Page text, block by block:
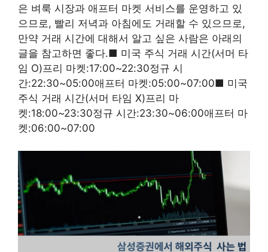
은 벼룩 시장과 애프터 마켓 서비스를 운영하고 있
으므로, 빨리 저녁과 아침에도 거래할 수 있으므로,
만약 거래 시간에 대해서 알고 싶은 사람은 아래의
글을 참고하면 좋다.■ 미국 주식 거래 시간(서머 타
임 O)프리 마켓:17:00~22:30정규 시
간:22:30~05:00애프터 마켓:05:00~07:00■ 미국
주식 거래 시간(서머 타임 X)프리 마
켓:18:00~23:30정규 시간:23:30~06:00애프터 마
켓:06:00~07:00